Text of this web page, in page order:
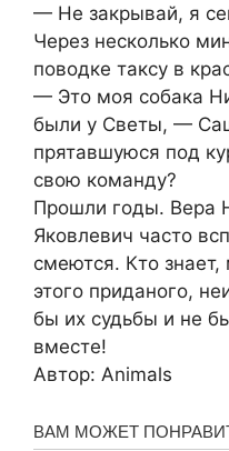
— Не зaкрывай, я
Через несколько
поводке таксу в
— Это моя собака
были у Светы, —
прятавшуюся под
свою команду?
Прошли годы. Вера
Яковлевич часто
смеются. Кто
этого приданого,
бы их судьбы и не
вместе!
Автор: Animals